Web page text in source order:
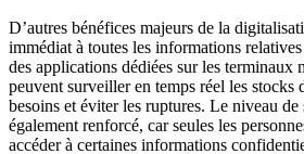
D’autres bénéfices majeurs de la
immédiat à toutes les informations
des applications dédiées sur les terminaux
peuvent surveiller en temps réel les stocks
besoins et éviter les ruptures. Le niveau de
également renforcé, car seules les
accéder à certaines informations